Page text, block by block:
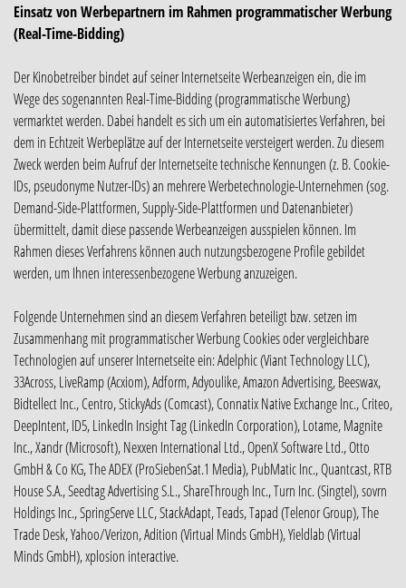
Einsatz von Werbepartnern im Rahmen programmatischer Werbung
(Real-Time-Bidding)
Der Kinobetreiber bindet auf seiner Internetseite Werbeanzeigen ein, die im
Wege des sogenannten Real-Time-Bidding (programmatische Werbung)
vermarktet werden. Dabei handelt es sich um ein automatisiertes Verfahren, bei
dem in Echtzeit Werbeplätze auf der Internetseite versteigert werden. Zu diesem
Zweck werden beim Aufruf der Internetseite technische Kennungen (z. B. Cookie-
IDs, pseudonyme Nutzer-IDs) an mehrere Werbetechnologie-Unternehmen (sog.
Demand-Side-Plattformen, Supply-Side-Plattformen und Datenanbieter)
übermittelt, damit diese passende Werbeanzeigen ausspielen können. Im
Rahmen dieses Verfahrens können auch nutzungsbezogene Profile gebildet
werden, um Ihnen interessenbezogene Werbung anzuzeigen.
Folgende Unternehmen sind an diesem Verfahren beteiligt bzw. setzen im
Zusammenhang mit programmatischer Werbung Cookies oder vergleichbare
Technologien auf unserer Internetseite ein: Adelphic (Viant Technology LLC),
33Across, LiveRamp (Acxiom), Adform, Adyoulike, Amazon Advertising, Beeswax,
Bidtellect Inc., Centro, StickyAds (Comcast), Connatix Native Exchange Inc., Criteo,
DeepIntent, ID5, LinkedIn Insight Tag (LinkedIn Corporation), Lotame, Magnite
Inc., Xandr (Microsoft), Nexxen International Ltd., OpenX Software Ltd., Otto
GmbH & Co KG, The ADEX (ProSiebenSat.1 Media), PubMatic Inc., Quantcast, RTB
House S.A., Seedtag Advertising S.L., ShareThrough Inc., Turn Inc. (Singtel), sovrn
Holdings Inc., SpringServe LLC, StackAdapt, Teads, Tapad (Telenor Group), The
Trade Desk, Yahoo/Verizon, Adition (Virtual Minds GmbH), Yieldlab (Virtual
Minds GmbH), xplosion interactive.